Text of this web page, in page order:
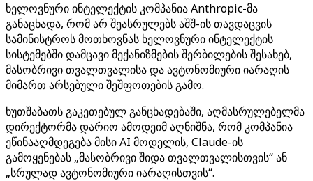
ხელოვნური ინტელექტის კომპანია Anthropic-მა
განაცხადა, რომ არ შეასრულებს აშშ-ის თავდაცვის
სამინისტროს მოთხოვნას ხელოვნური ინტელექტის
სისტემებში დამცავი მექანიზმების შერბილების შესახებ,
მასობრივი თვალთვალისა და ავტონომიური იარაღის
მიმართ არსებული შეშფოთების გამო.
ხუთშაბათს გაკეთებულ განცხადებაში, აღმასრულებელმა
დირექტორმა დარიო ამოდეიმ აღნიშნა, რომ კომპანია
ეწინააღმდეგება მისი AI მოდელის, Claude-ის
გამოყენებას „მასობრივი შიდა თვალთვალისთვის“ ან
„სრულად ავტონომიური იარაღისთვის“.